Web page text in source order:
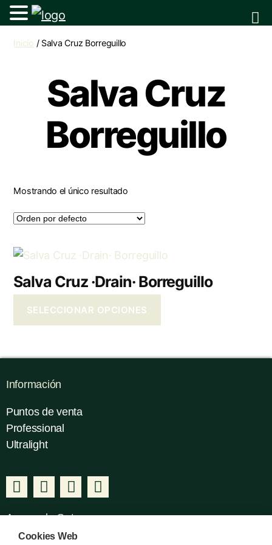
Inicio / Salva Cruz Borreguillo
Salva Cruz
Borreguillo
Mostrando el único resultado
Salva Cruz ·Drain· Borreguillo
SELECCIONAR OPCIONES
Información
Puntos de venta
Professional
Ultralight
Acerca de Gatusos
Cookies Web